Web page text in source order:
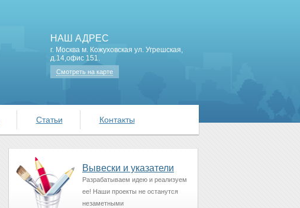
НАШ АДРЕС
г. Москва м. Кожуховская ул. Угрешская,
д.14,офис 151.
Смотреть на карте
Статьи Контакты
Вывески и указатели
Разрабатываем идею и реализуем
ее! Наши проекты не останутся
незаметными